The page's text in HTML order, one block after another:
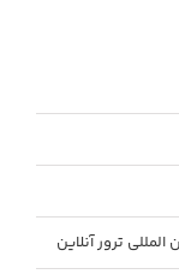
ترور آنلاین